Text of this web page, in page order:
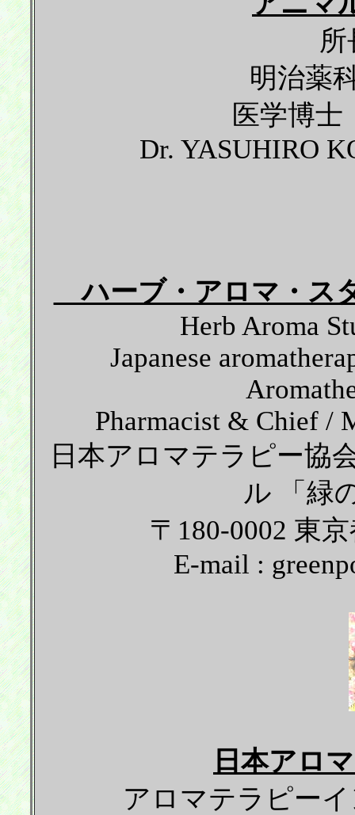
所
明治薬
医学博
Dr. YASUHIRO
ハーブ・アロマ・ス
Herb Aroma
Japanese
Pharmacist & Chief /
日本アロマテラピー協
ル 「緑
〒180-0002 東
E-mail :
日本アロ
アロマテラピー